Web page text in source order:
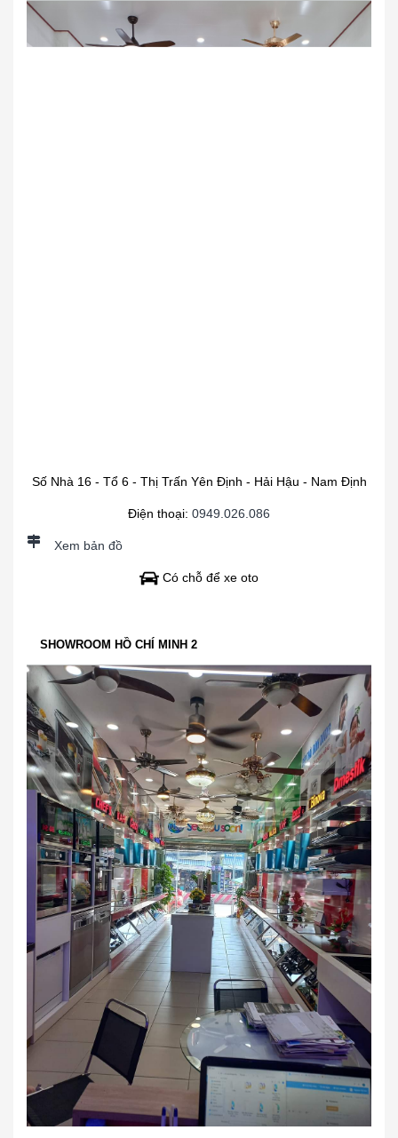
Số Nhà 16 - Tổ 6 - Thị Trấn Yên Định - Hải Hậu - Nam Định
Điện thoại: 0949.026.086
Xem bản đồ
Có chỗ để xe oto
SHOWROOM HỒ CHÍ MINH 2